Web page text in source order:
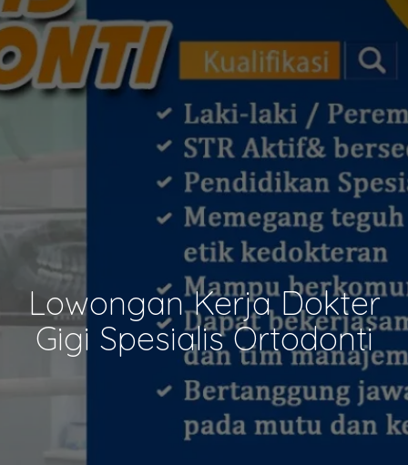
Lowongan Kerja Dokter
Gigi Spesialis Ortodonti